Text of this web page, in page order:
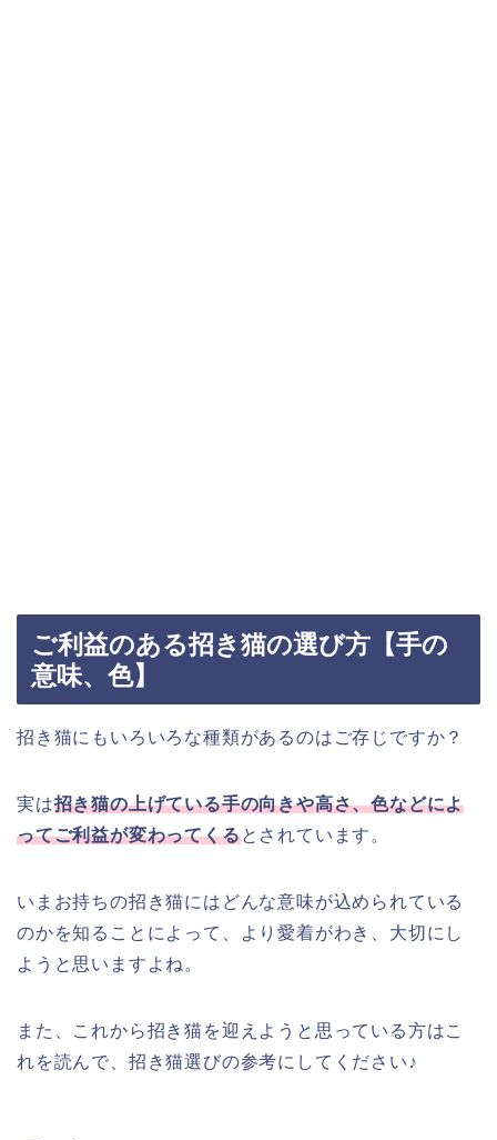
ご利益のある招き猫の選び方【手の
意味、色】
招き猫にもいろいろな種類があるのはご存じですか？
実は招き猫の上げている手の向きや高さ、色などによ
ってご利益が変わってくるとされています。
いまお持ちの招き猫にはどんな意味が込められている
のかを知ることによって、より愛着がわき、大切にし
ようと思いますよね。
また、これから招き猫を迎えようと思っている方はこ
れを読んで、招き猫選びの参考にしてください♪